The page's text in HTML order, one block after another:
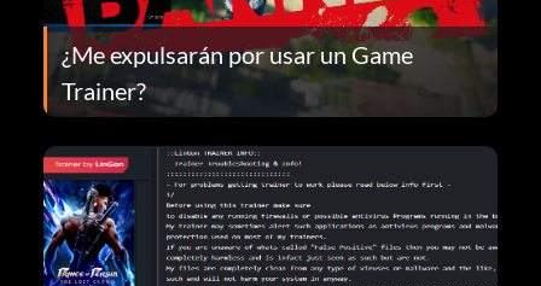
¿Me expulsarán por usar un Game
Trainer?